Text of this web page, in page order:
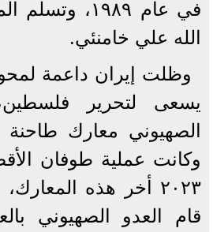
في عام ١٩٨٩،
الله علي خامنئي.
وظلت إيران داعمة
يسعى لتحرير
الصهيوني معارك طاحنة
٢٠٢٣ أخر هذه
قام العدو الصهيوني